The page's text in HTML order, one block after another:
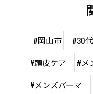
#岡山市 #30代
#頭皮ケア
#メ
#メンズパーマ